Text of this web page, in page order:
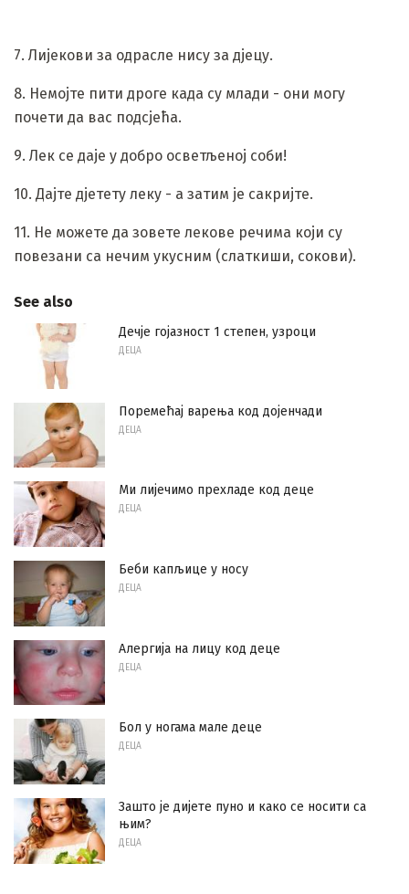
7. Лијекови за одрасле нису за дјецу.
8. Немојте пити дроге када су млади - они могу
почети да вас подсјећа.
9. Лек се даје у добро осветљеној соби!
10. Дајте дјетету леку - а затим је сакријте.
11. Не можете да зовете лекове речима који су
повезани са нечим укусним (слаткиши, сокови).
See also
Дечје гојазност 1 степен, узроци
ДЕЦА
Поремећај варења код дојенчади
ДЕЦА
Ми лијечимо прехладе код деце
ДЕЦА
Беби капљице у носу
ДЕЦА
Алергија на лицу код деце
ДЕЦА
Бол у ногама мале деце
ДЕЦА
Зашто је дијете пуно и како се носити са
њим?
ДЕЦА